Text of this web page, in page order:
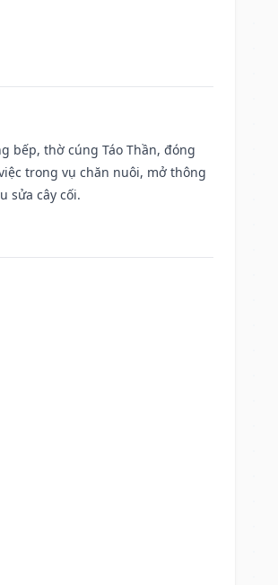
bếp, thờ cúng Táo Thần, đóng
trong vụ chăn nuôi, mở thông
sửa cây cối.